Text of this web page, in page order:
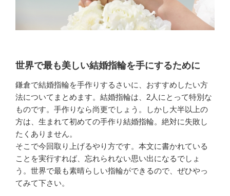
世界で最も美しい結婚指輪を手にするために
鎌倉で結婚指輪を手作りするさいに、おすすめしたい方
法についてまとめます。結婚指輪は、2人にとって特別な
ものです。手作りなら尚更でしょう。しかし大半以上の
方は、生まれて初めての手作り結婚指輪。絶対に失敗し
たくありません。
そこで今回取り上げるやり方です。本文に書かれている
ことを実行すれば、忘れられない思い出になるでしょ
う。世界で最も素晴らしい指輪ができるので、ぜひやっ
てみて下さい。